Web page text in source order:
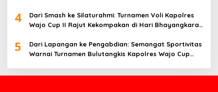
4
Dari Smash ke Silaturahmi: Turnamen Voli Kapolres
Wajo Cup II Rajut Kekompakan di Hari Bhayangkara
5
Dari Lapangan ke Pengabdian: Semangat Sportivitas
Warnai Turnamen Bulutangkis Kapolres Wajo Cup